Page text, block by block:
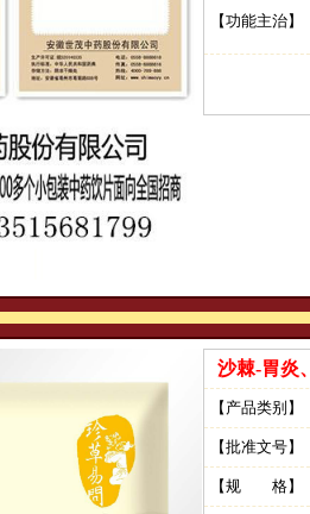
【功能主治】
沙棘-胃炎
【产品类别】
【批准文号】
【规 格】